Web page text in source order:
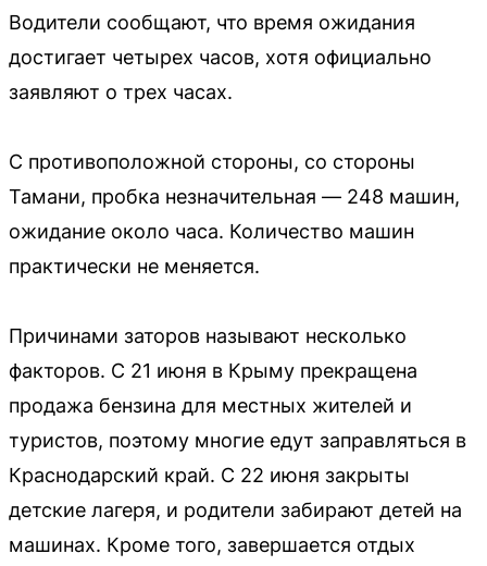
Водители сообщают, что время ожидания
достигает четырех часов, хотя официально
заявляют о трех часах.
С противоположной стороны, со стороны
Тамани, пробка незначительная — 248 машин,
ожидание около часа. Количество машин
практически не меняется.
Причинами заторов называют несколько
факторов. С 21 июня в Крыму прекращена
продажа бензина для местных жителей и
туристов, поэтому многие едут заправляться в
Краснодарский край. С 22 июня закрыты
детские лагеря, и родители забирают детей на
машинах. Кроме того, завершается отдых